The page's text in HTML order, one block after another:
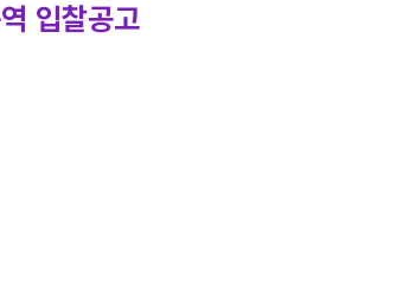
입찰공고